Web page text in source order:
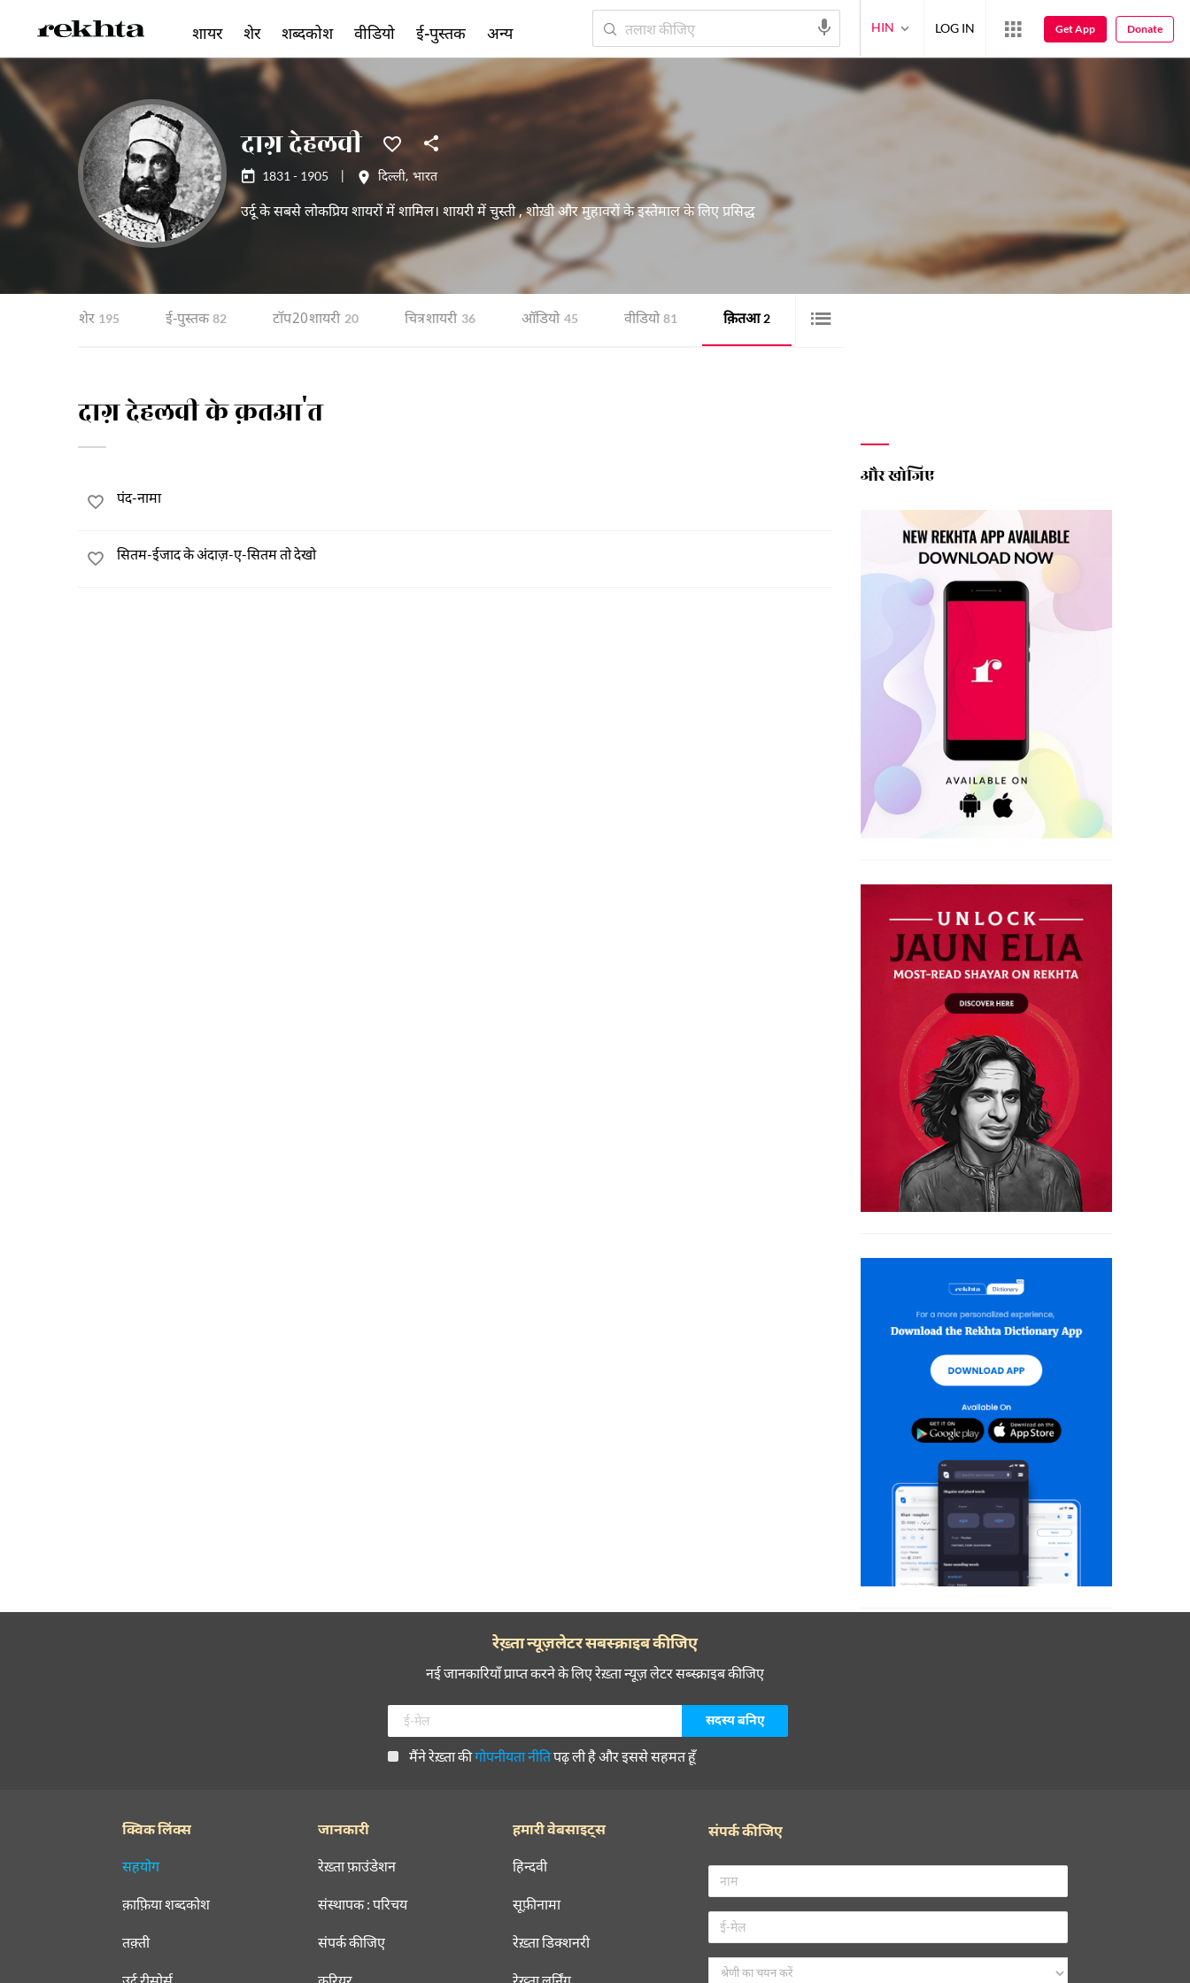
दाग़ देहलवी
1831 - 1905 दिल्ली, भारत
उर्दू के सबसे लोकप्रिय शायरों में शामिल। शायरी में चुस्ती , शोख़ी और मुहावरों के इस्तेमाल के लिए प्रसिद्ध
शेर 195 ई-पुस्तक 82 टॉप 20 शायरी 20 चित्र शायरी 36 ऑडियो 45 वीडियो 81 क़ितआ 2 क़िस्सा
दाग़ देहलवी के क़तआ'त
पंद-नामा
सितम-ईजाद के अंदाज़-ए-सितम तो देखो
और खोजिए
शायर शेर शब्दकोश वीडियो ई-पुस्तक अन्य HIN LOG IN Get App Donate
रेख़्ता न्यूज़लेटर सबस्क्राइब कीजिए
नई जानकारियाँ प्राप्त करने के लिए रेख़्ता न्यूज़ लेटर सब्स्क्राइब कीजिए
मैंने रेख़्ता कीगोपनीयता नीतिपढ़ ली है और इससे सहमत हूँ
क्विक लिंक्स
सहयोग
क़ाफ़िया शब्दकोश
तक़्ती
जानकारी
रेख़्ता फ़ाउंडेशन
संस्थापक : परिचय
संपर्क कीजिए
हमारी वेबसाइट्स
हिन्दवी
सूफ़ीनामा
रेख़्ता डिक्शनरी
संपर्क कीजिए